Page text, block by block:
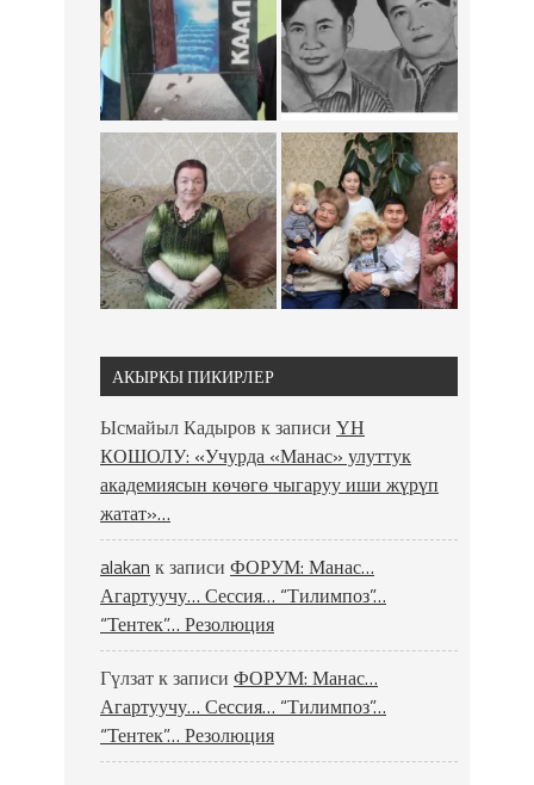
АКЫРКЫ ПИКИРЛЕР
Ысмайыл Кадыров к записи ҮН
КОШОЛУ: «Учурда «Манас» улуттук
академиясын көчөгө чыгаруу иши жүрүп
жатат»…
alakan к записи ФОРУМ: Манас…
Агартуучу… Сессия… “Тилимпоз”…
“Тентек”… Резолюция
Гүлзатк записи ФОРУМ: Манас…
Агартуучу… Сессия… “Тилимпоз”…
“Тентек”… Резолюция